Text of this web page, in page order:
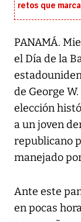
retos que
PANAMÁ.
el Día de la
de George
elección
a un joven
republicano
manejado
Ante este
en pocas